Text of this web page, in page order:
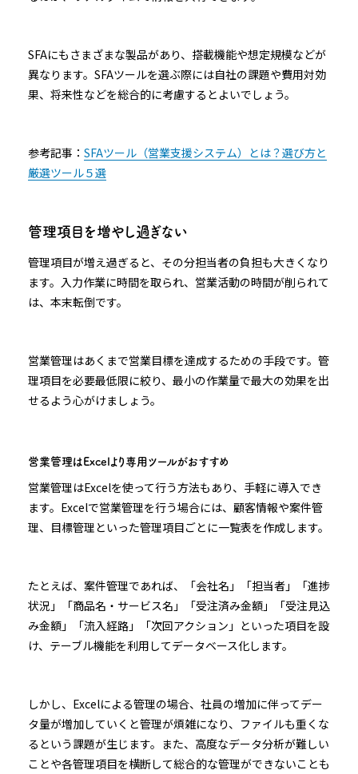
SFAにもさまざまな製品があり、搭載機能や想定規模などが
異なります。SFAツールを選ぶ際には自社の課題や費用対効
果、将来性などを総合的に考慮するとよいでしょう。
参考記事： SFAツール（営業支援システム）とは？選び方と
厳選ツール５選
管理項目を増やし過ぎない
管理項目が増え過ぎると、その分担当者の負担も大きくなり
ます。入力作業に時間を取られ、営業活動の時間が削られて
は、本末転倒です。
営業管理はあくまで営業目標を達成するための手段です。管
理項目を必要最低限に絞り、最小の作業量で最大の効果を出
せるよう心がけましょう。
営業管理はExcelより専用ツールがおすすめ
営業管理はExcelを使って行う方法もあり、手軽に導入でき
ます。Excelで営業管理を行う場合には、顧客情報や案件管
理、目標管理といった管理項目ごとに一覧表を作成します。
たとえば、案件管理であれば、「会社名」「担当者」「進捗
状況」「商品名・サービス名」「受注済み金額」「受注見込
み金額」「流入経路」「次回アクション」といった項目を設
け、テーブル機能を利用してデータベース化します。
しかし、Excelによる管理の場合、社員の増加に伴ってデー
タ量が増加していくと管理が煩雑になり、ファイルも重くな
るという課題が生じます。また、高度なデータ分析が難しい
ことや各管理項目を横断して総合的な管理ができないことも